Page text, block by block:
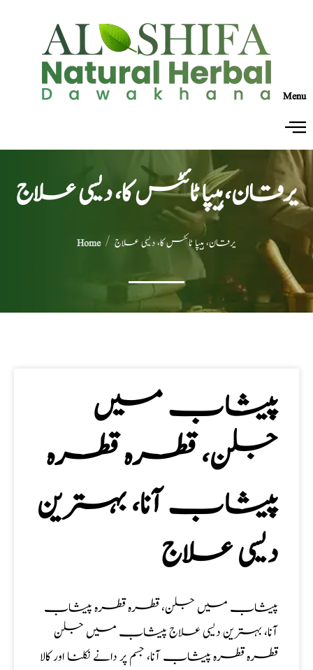
Menu
یرقان، ہیپا ٹائٹس کا، دیسی علاج
Home / یرقان، ہیپا ٹائٹس کا، دیسی علاج
پیشاب میں
جلن، قطرہ قطرہ
پیشاب آنا، بہترین
دیسی علاج
پیشاب میں جلن، قطرہ قطرہ پیشاب
آنا، بہترین دیسی علاج پیشاب میں جلن
قطرہ قطرہ پیشاب آنا، جسم پر دانے نکلنا اور کالا